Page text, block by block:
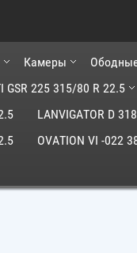
Камеры
GSR 225 315/80 R 22.5
LANVIGATOR D
OVATION VI -022